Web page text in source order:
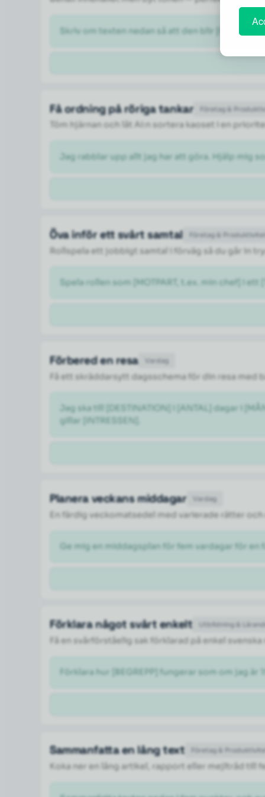
Skriv om texten nedan så att den blir [ÖNSKAD
Företag &
Få ordning på röriga tankar
Töm hjärnan och låt AI:n sortera kaoset i en
Jag rabblar upp allt jag har att göra. Hjälp mig
Företag & Produktivitet
Öva inför ett svårt samtal
Rollspela ett jobbigt samtal i förväg så du går in
Spela rollen som [MOTPART, t.ex. min chef] i
Vardag
Förbered en resa
Få ett skräddarsytt dagsschema för din resa med
Jag ska till [DESTINATION] i [ANTAL] dagar i
gillar [INTRESSEN].
Vardag
Planera veckans middagar
En färdig veckomatsedel med varierade rätter
Ge mig en middagsplan för fem vardagar för
Utbildning &
Förklara något svårt enkelt
Få en svårförståelig sak förklarad på enkel
Förklara hur [BEGREPP] fungerar som om jag
Företag & Produktivitet
Sammanfatta en lång text
Koka ner en lång artikel, rapport eller mejltråd till